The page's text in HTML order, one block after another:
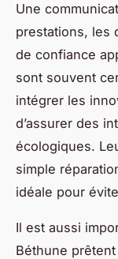
Une
prestations, les
de confiance
sont souvent
intégrer les
d’assurer des
écologiques.
simple
idéale pour
Il est aussi
Béthune